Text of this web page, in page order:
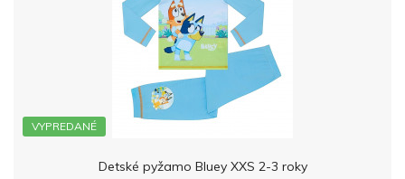
VYPREDANÉ
Detské pyžamo Bluey XXS 2-3 roky